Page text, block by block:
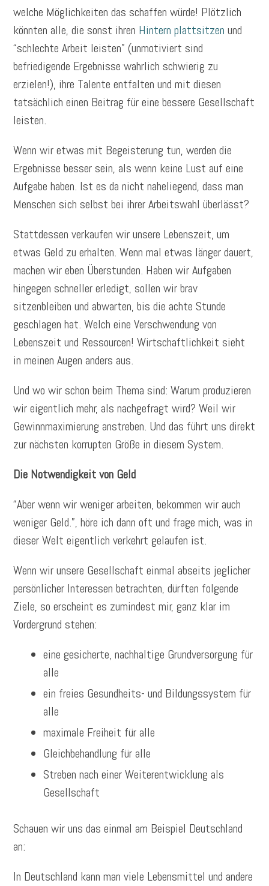
welche Möglichkeiten das schaffen würde! Plötzlich
könnten alle, die sonst ihren Hintern plattsitzen und
“schlechte Arbeit leisten” (unmotiviert sind
befriedigende Ergebnisse wahrlich schwierig zu
erzielen!), ihre Talente entfalten und mit diesen
tatsächlich einen Beitrag für eine bessere Gesellschaft
leisten.
Wenn wir etwas mit Begeisterung tun, werden die
Ergebnisse besser sein, als wenn keine Lust auf eine
Aufgabe haben. Ist es da nicht naheliegend, dass man
Menschen sich selbst bei ihrer Arbeitswahl überlässt?
Stattdessen verkaufen wir unsere Lebenszeit, um
etwas Geld zu erhalten. Wenn mal etwas länger dauert,
machen wir eben Überstunden. Haben wir Aufgaben
hingegen schneller erledigt, sollen wir brav
sitzenbleiben und abwarten, bis die achte Stunde
geschlagen hat. Welch eine Verschwendung von
Lebenszeit und Ressourcen! Wirtschaftlichkeit sieht
in meinen Augen anders aus.
Und wo wir schon beim Thema sind: Warum produzieren
wir eigentlich mehr, als nachgefragt wird? Weil wir
Gewinnmaximierung anstreben. Und das führt uns direkt
zur nächsten korrupten Größe in diesem System.
Die Notwendigkeit von Geld
“Aber wenn wir weniger arbeiten, bekommen wir auch
weniger Geld.”, höre ich dann oft und frage mich, was in
dieser Welt eigentlich verkehrt gelaufen ist.
Wenn wir unsere Gesellschaft einmal abseits jeglicher
persönlicher Interessen betrachten, dürften folgende
Ziele, so erscheint es zumindest mir, ganz klar im
Vordergrund stehen:
eine gesicherte, nachhaltige Grundversorgung für
alle
ein freies Gesundheits- und Bildungssystem für
alle
maximale Freiheit für alle
Gleichbehandlung für alle
Streben nach einer Weiterentwicklung als
Gesellschaft
Schauen wir uns das einmal am Beispiel Deutschland
an:
In Deutschland kann man viele Lebensmittel und andere